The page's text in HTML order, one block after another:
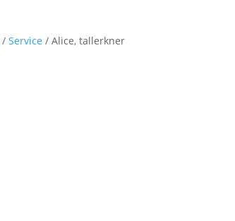
/Service / Alice, tallerkner